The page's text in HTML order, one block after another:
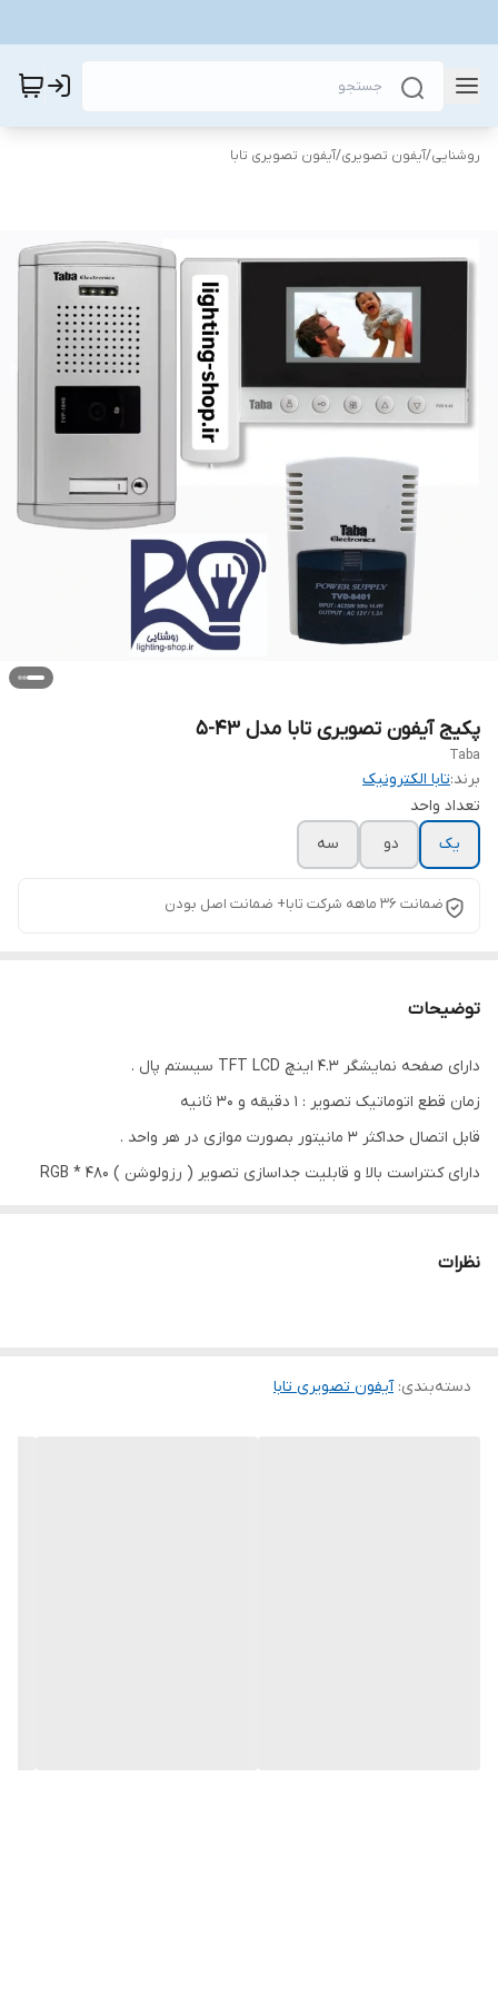
روشنایی/آیفون تصویری/آیفون تصویری تابا
پکیج آیفون تصویری تابا مدل ۴۳-۵
Taba
برند:تابا الکترونیک
تعداد واحد
یک
دو سه
ضمانت ۳۶ ماهه شرکت تابا+ ضمانت اصل بودن
توضیحات
دارای صفحه نمایشگر 4.3 اینچ TFT LCD سیستم پال .
زمان قطع اتوماتیک تصویر : 1 دقیقه و 30 ثانیه
قابل اتصال حداکثر 3 مانیتور بصورت موازی در هر واحد .
دارای کنتراست بالا و قابلیت جداسازی تصویر ( رزولوشن ) 480 * RGB
ترانس تابا
نظرات
دسته‌بندی:آیفون تصویری تابا